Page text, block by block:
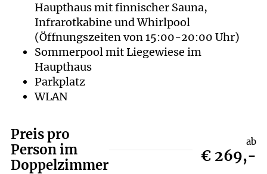
Haupthaus mit finnischer Sauna,
Infrarotkabine und Whirlpool
(Öffnungszeiten von 15:00-20:00 Uhr)
Sommerpool mit Liegewiese im
Haupthaus
Parkplatz
WLAN
Preis pro
Person im
Doppelzimmer
ab
€ 269,-